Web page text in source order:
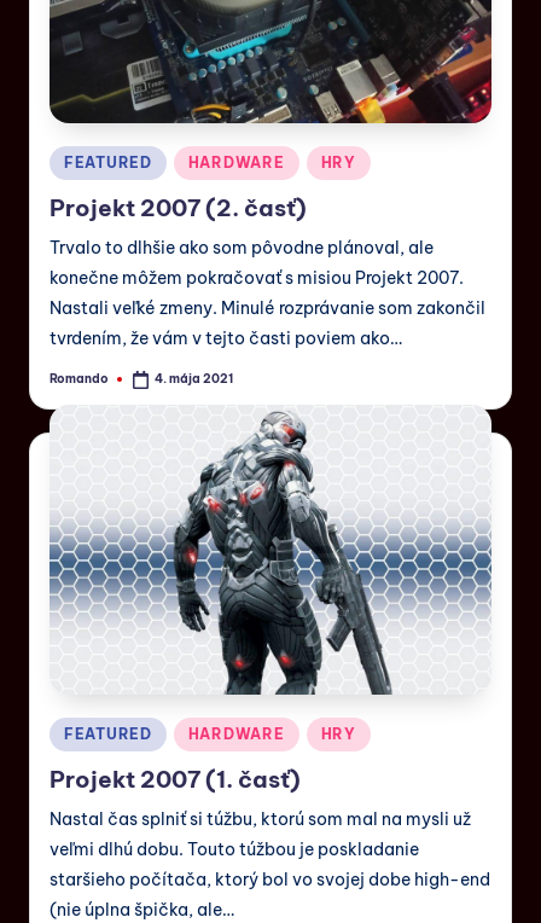
FEATURED HARDWARE HRY
Projekt 2007 (2. časť)
Trvalo to dlhšie ako som pôvodne plánoval, ale
konečne môžem pokračovať s misiou Projekt 2007.
Nastali veľké zmeny. Minulé rozprávanie som zakončil
tvrdením, že vám v tejto časti poviem ako…
Romando 4. mája 2021
FEATURED HARDWARE HRY
Projekt 2007 (1. časť)
Nastal čas splniť si túžbu, ktorú som mal na mysli už
veľmi dlhú dobu. Touto túžbou je poskladanie
staršieho počítača, ktorý bol vo svojej dobe high-end
(nie úplna špička, ale…